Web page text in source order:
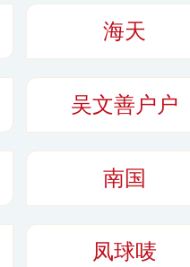
海天
吴文善户户
南国
凤球唛